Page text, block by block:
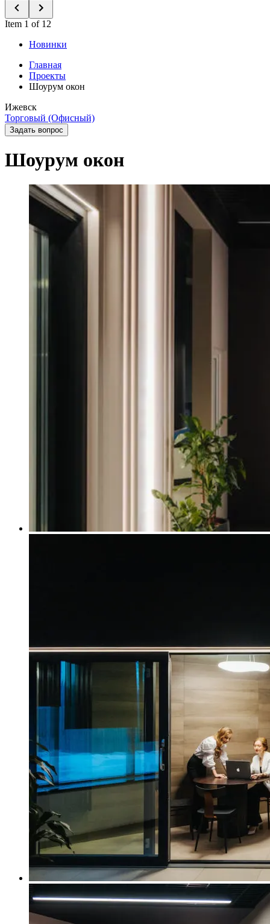
Item 1 of 12
Новинки
Главная
Проекты
Шоурум окон
Ижевск
Торговый (Офисный)
Задать вопрос
Шоурум окон